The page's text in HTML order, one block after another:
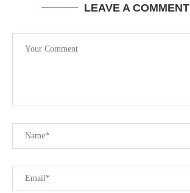
LEAVE A COMMENT